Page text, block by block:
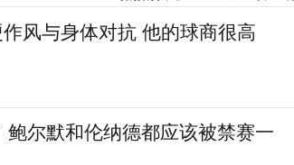
风与身体对抗 他的球商很高
鲍尔默和伦纳德都应该被禁赛一